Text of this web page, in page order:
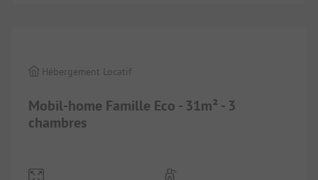
Mobil-home Famille Eco - 31m² - 3
chambres
Hébergement Locatif